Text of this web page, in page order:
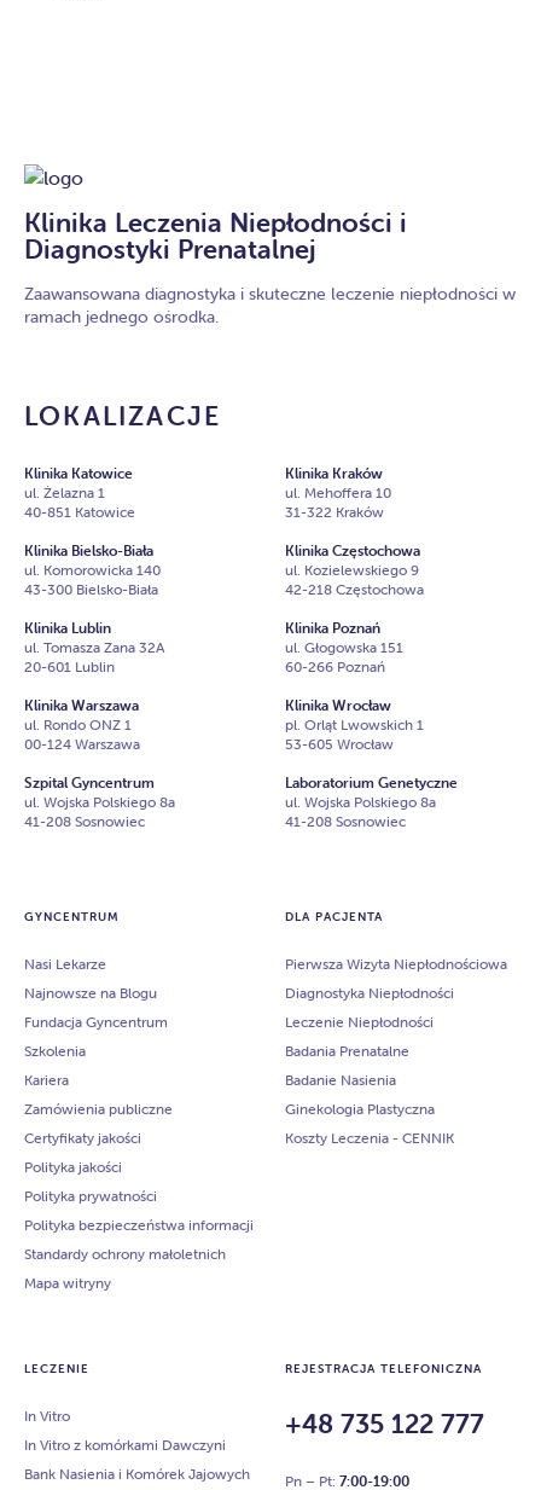
Klinika Leczenia Niepłodności i
Diagnostyki Prenatalnej
Zaawansowana diagnostyka i skuteczne leczenie niepłodności w
ramach jednego ośrodka.
GYNCENTRUM
Nasi Lekarze
Najnowsze na Blogu
Fundacja Gyncentrum
Szkolenia
Kariera
Zamówienia publiczne
Certyfikaty jakości
Polityka jakości
Polityka prywatności
Polityka bezpieczeństwa informacji
Standardy ochrony małoletnich
Mapa witryny
DLA PACJENTA
Pierwsza Wizyta Niepłodnościowa
Diagnostyka Niepłodności
Leczenie Niepłodności
Badania Prenatalne
Badanie Nasienia
Ginekologia Plastyczna
Koszty Leczenia - CENNIK
LECZENIE
In Vitro
In Vitro z komórkami Dawczyni
Bank Nasienia i Komórek Jajowych
LOKALIZACJE
Klinika Katowice
ul. Żelazna 1
40-851 Katowice
Klinika Kraków
ul. Mehoffera 10
31-322 Kraków
Klinika Bielsko-Biała
ul. Komorowicka 140
43-300 Bielsko-Biała
Klinika Częstochowa
ul. Kozielewskiego 9
42-218 Częstochowa
Klinika Lublin
ul. Tomasza Zana 32A
20-601 Lublin
Klinika Poznań
ul. Głogowska 151
60-266 Poznań
Klinika Warszawa
ul. Rondo ONZ 1
00-124 Warszawa
Klinika Wrocław
pl. Orląt Lwowskich 1
53-605 Wrocław
Szpital Gyncentrum
ul. Wojska Polskiego 8a
41-208 Sosnowiec
Laboratorium Genetyczne
ul. Wojska Polskiego 8a
41-208 Sosnowiec
REJESTRACJA TELEFONICZNA
+48 735 122 777
Pn – Pt: 7:00-19:00